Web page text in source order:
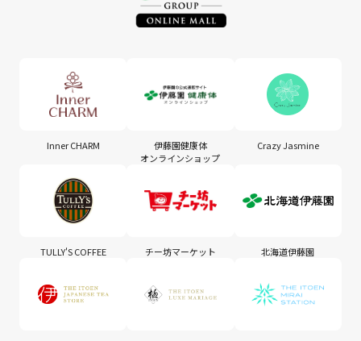
Inner CHARM
伊藤園健康体
オンラインショップ
Crazy Jasmine
TULLY'S COFFEE チー坊マーケット 北海道伊藤園